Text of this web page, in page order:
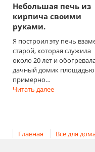
Небольшая печь из
кирпича своими
руками.
Я построил эту печь
старой, которая служила
около 20 лет и
дачный домик площадью
примерно…
Читать далее
Главная Все для